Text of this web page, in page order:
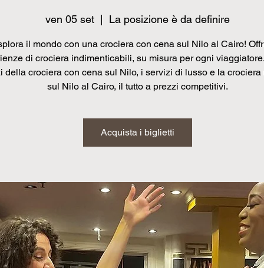
ven 05 set
  |
La posizione è da definire
il mondo con una crociera con cena sul Nilo al Cairo!
di crociera indimenticabili, su misura per ogni
della crociera con cena sul Nilo, i servizi di lusso e la crociera
sul Nilo al Cairo, il tutto a prezzi competitivi.
Acquista i biglietti